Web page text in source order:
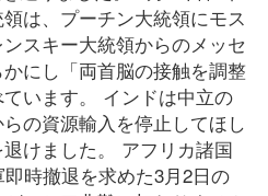
は、プーチン大統領にモス
スキー大統領からのメッセ
にし「両首脳の接触を調整
います。 インドは中立の
の資源輸入を停止してほし
けました。 アフリカ諸国
即時撤退を求めた3月2日の